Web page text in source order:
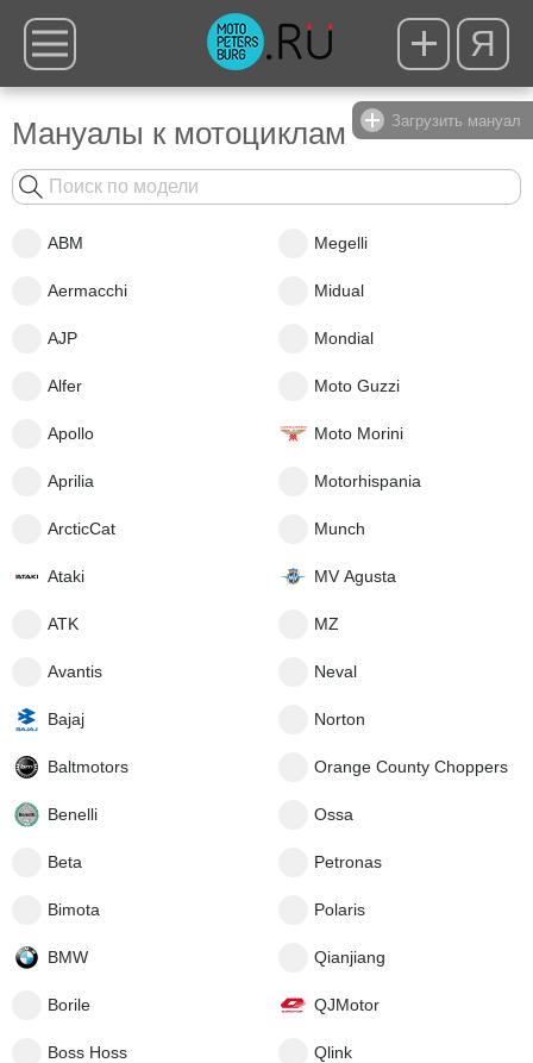
Я
Загрузить мануал
Мануалы к мотоциклам
ABM
Aermacchi
AJP
Alfer
Apollo
Aprilia
ArcticCat
Ataki
ATK
Avantis
Bajaj
Baltmotors
Benelli
Beta
Bimota
BMW
Borile
Boss Hoss
Megelli
Midual
Mondial
Moto Guzzi
Moto Morini
Motorhispania
Munch
MV Agusta
MZ
Neval
Norton
Orange County Choppers
Ossa
Petronas
Polaris
Qianjiang
QJMotor
Qlink